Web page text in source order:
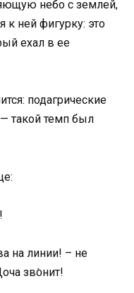
небо с землей,
ней фигурку: это
ехал в ее
подагрические
такой темп был
на линии! – не
зво̀нит!